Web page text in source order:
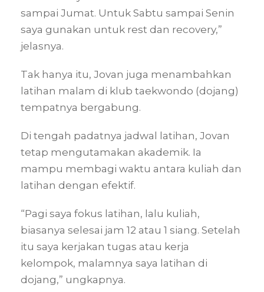
sampai Jumat. Untuk Sabtu sampai Senin
saya gunakan untuk rest dan recovery,”
jelasnya.
Tak hanya itu, Jovan juga menambahkan
latihan malam di klub taekwondo (dojang)
tempatnya bergabung.
Di tengah padatnya jadwal latihan, Jovan
tetap mengutamakan akademik. Ia
mampu membagi waktu antara kuliah dan
latihan dengan efektif.
“Pagi saya fokus latihan, lalu kuliah,
biasanya selesai jam 12 atau 1 siang. Setelah
itu saya kerjakan tugas atau kerja
kelompok, malamnya saya latihan di
dojang,” ungkapnya.